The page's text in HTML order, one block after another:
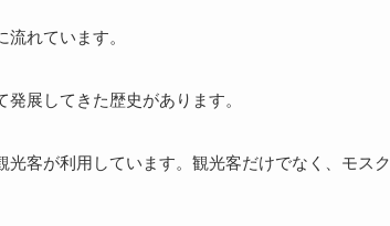
れています。
展してきた歴史があります。
客が利用しています。観光客だけでなく、モスク